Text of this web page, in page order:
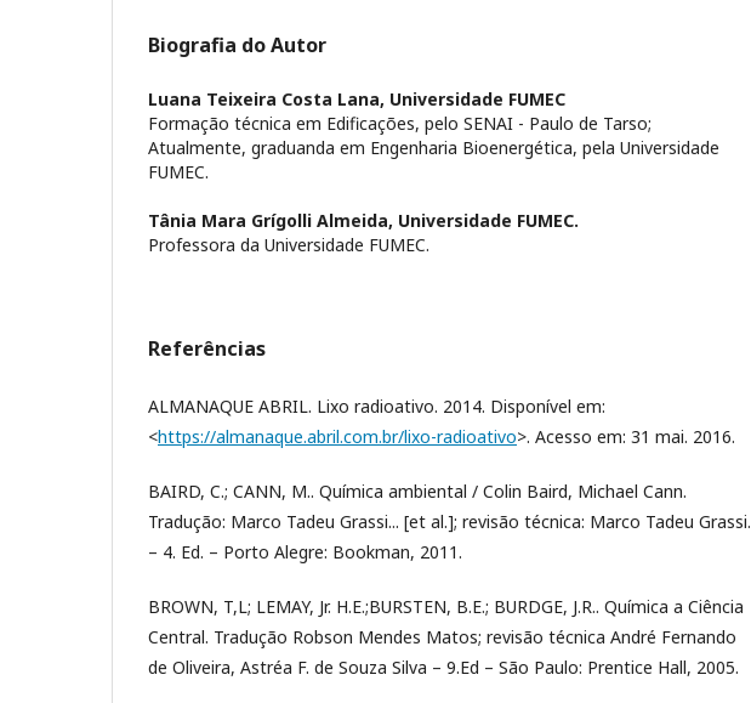
Biografia do Autor
Luana Teixeira Costa Lana, Universidade FUMEC
Formação técnica em Edificações, pelo SENAI - Paulo de Tarso;
Atualmente, graduanda em Engenharia Bioenergética, pela Universidade
FUMEC.
Tânia Mara Grígolli Almeida, Universidade FUMEC.
Professora da Universidade FUMEC.
Referências
ALMANAQUE ABRIL. Lixo radioativo. 2014. Disponível em:
<https://almanaque.abril.com.br/lixo-radioativo>. Acesso em: 31 mai. 2016.
BAIRD, C.; CANN, M.. Química ambiental / Colin Baird, Michael Cann.
Tradução: Marco Tadeu Grassi... [et al.]; revisão técnica: Marco Tadeu Grassi.
– 4. Ed. – Porto Alegre: Bookman, 2011.
BROWN, T,L; LEMAY, Jr. H.E.;BURSTEN, B.E.; BURDGE, J.R.. Química a Ciência
Central. Tradução Robson Mendes Matos; revisão técnica André Fernando
de Oliveira, Astréa F. de Souza Silva – 9.Ed – São Paulo: Prentice Hall, 2005.